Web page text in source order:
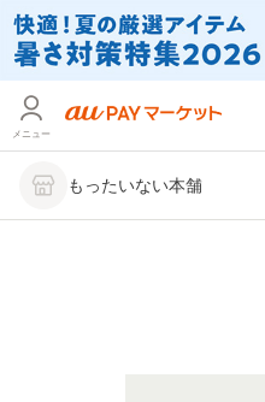
メニュー
もったいない本舗